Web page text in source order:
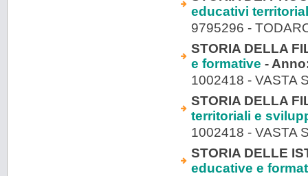
educativi
9795296 -
STORIA DELLA
e formative -
1002418 - VASTA
STORIA DELLA
territoriali e
1002418 - VASTA
STORIA DELLE
educative e